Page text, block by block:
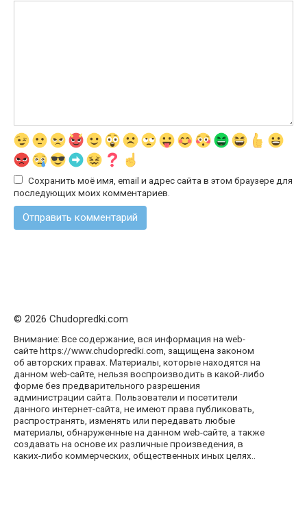
Сохранить моё имя, email и адрес сайта в этом браузере для
последующих моих комментариев.
© 2026 Chudopredki.com
Внимание: Все содержание, вся информация на web-
сайте https://www.chudopredki.com, защищена законом
об авторских правах. Материалы, которые находятся на
данном web-сайте, нельзя воспроизводить в какой-либо
форме без предварительного разрешения
администрации сайта. Пользователи и посетители
данного интернет-сайта, не имеют права публиковать,
распространять, изменять или передавать любые
материалы, обнаруженные на данном web-сайте, а также
создавать на основе их различные произведения, в
каких-либо коммерческих, общественных иных целях..